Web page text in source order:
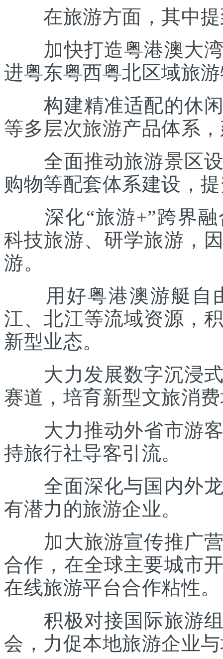
在旅游方面，其中提
加快打造粤港澳大湾
进粤东粤西粤北区域旅
构建精准适配的休闲
等多层次旅游产品体系
全面推动旅游景区设
购物等配套体系建设，
深化“旅游+”跨界融
科技旅游、研学旅游，
游。
用好粤港澳游艇自
江、北江等流域资源，
新型业态。
大力发展数字沉浸式
赛道，培育新型文旅消
大力推动外省市游客
持旅行社导客引流。
全面深化与国内外龙
有潜力的旅游企业。
加大旅游宣传推广营
合作，在全球主要城市
在线旅游平台合作粘性。
积极对接国际旅游组
会，力促本地旅游企业